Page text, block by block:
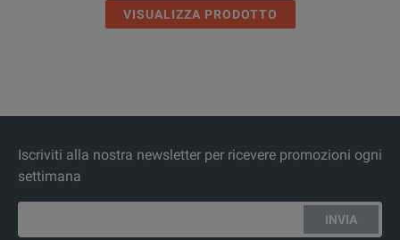
VISUALIZZA PRODOTTO
Iscriviti alla nostra newsletter per ricevere promozioni ogni
settimana
INVIA